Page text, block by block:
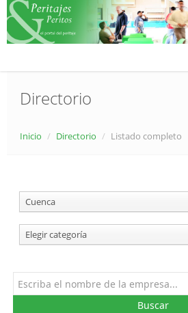
Contacto
Directorio
Inicio / Directorio / Listado completo
Cuenca
Elegir categoría
Buscar